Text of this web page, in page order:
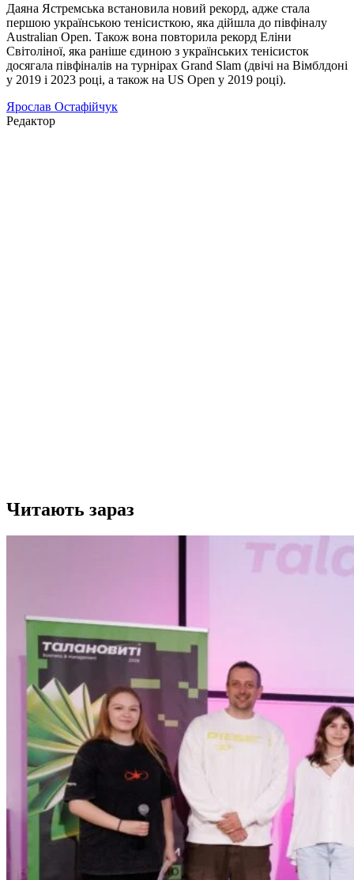
Даяна Ястремська встановила новий рекорд, адже стала
першою українською тенісисткою, яка дійшла до півфіналу
Australian Open. Також вона повторила рекорд Еліни
Світоліної, яка раніше єдиною з українських тенісисток
досягала півфіналів на турнірах Grand Slam (двічі на Вімблдоні
у 2019 і 2023 році, а також на US Open у 2019 році).
Ярослав Остафійчук
Редактор
Читають зараз